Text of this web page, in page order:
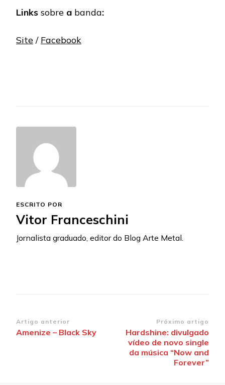
Links sobre a banda:
Site / Facebook
ESCRITO POR
Vitor Franceschini
Jornalista graduado, editor do Blog Arte Metal.
Navegação
de
Artigo anterior
Amenize – Black Sky
Próximo artigo
Hardshine: divulgado
vídeo de novo single
da música “Now and
Forever”